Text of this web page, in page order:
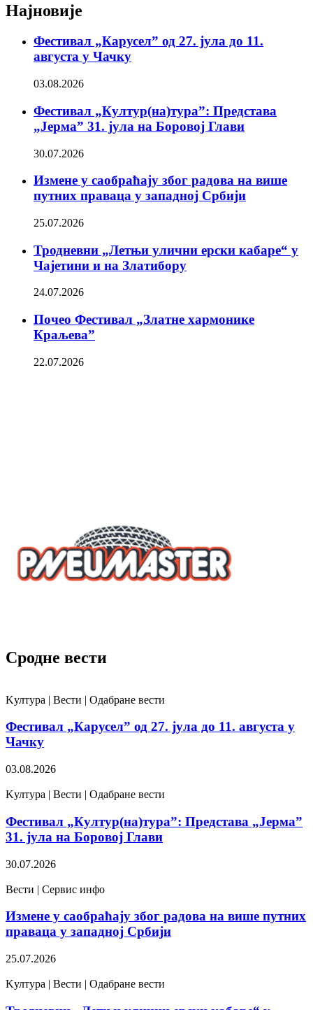
Најновије
Фестивал „Карусел” од 27. јула до 11.
августа у Чачку
03.08.2026
Фестивал „Култур(на)тура”: Представа
„Јерма” 31. јула на Боровој Глави
30.07.2026
Измене у саобраћају због радова на више
путних праваца у западној Србији
25.07.2026
Тродневни „Летњи улични ерски кабаре“ у
Чајетини и на Златибору
24.07.2026
Почео Фестивал „Златне хармонике
Краљева”
22.07.2026
Сродне вести
Kултура | Вести | Одабране вести
Фестивал „Карусел” од 27. јула до 11. августа у
Чачку
03.08.2026
Kултура | Вести | Одабране вести
Фестивал „Култур(на)тура”: Представа „Јерма”
31. јула на Боровој Глави
30.07.2026
Вести | Сервис инфо
Измене у саобраћају због радова на више путних
праваца у западној Србији
25.07.2026
Kултура | Вести | Одабране вести